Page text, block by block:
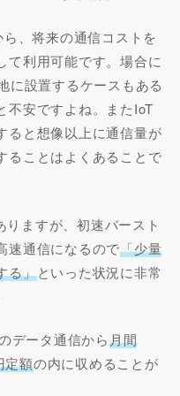
、将来の通信コストを
て利用可能です。場合に
に設置するケースもある
不安ですよね。またIoT
ると想像以上に通信量が
ることはよくあることで
ますが、初速バースト
速通信になるので「少量
る」といった状況に非常
データ通信から月間
定額の内に収めることが